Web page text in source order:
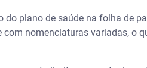
plano de saúde na folha de
nomenclaturas variadas, o